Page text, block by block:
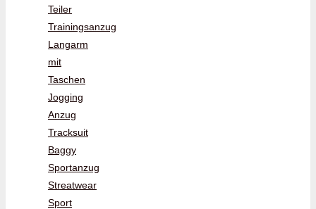
Teiler
Trainingsanzug
Langarm
mit
Taschen
Jogging
Anzug
Tracksuit
Baggy
Sportanzug
Streatwear
Sport